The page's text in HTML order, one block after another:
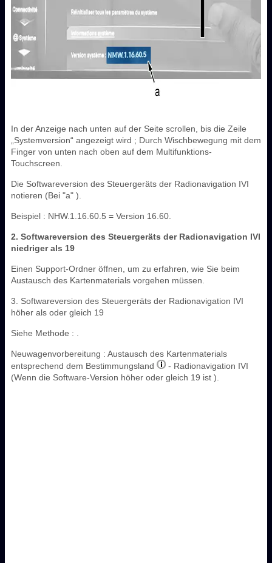
In der Anzeige nach unten auf der Seite scrollen, bis die Zeile
„Systemversion“ angezeigt wird ; Durch Wischbewegung mit dem
Finger von unten nach oben auf dem Multifunktions-
Touchscreen.
Die Softwareversion des Steuergeräts der Radionavigation IVI
notieren (Bei "a" ).
Beispiel : NHW.1.16.60.5 = Version 16.60.
2. Softwareversion des Steuergeräts der Radionavigation IVI
niedriger als 19
Einen Support-Ordner öffnen, um zu erfahren, wie Sie beim
Austausch des Kartenmaterials vorgehen müssen.
3. Softwareversion des Steuergeräts der Radionavigation IVI
höher als oder gleich 19
Siehe Methode : .
Neuwagenvorbereitung : Austausch des Kartenmaterials
entsprechend dem Bestimmungsland
- Radionavigation IVI
(Wenn die Software-Version höher oder gleich 19 ist ).